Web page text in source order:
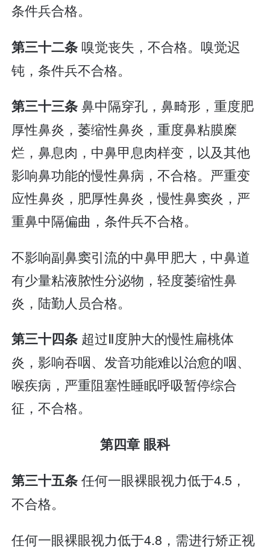
条件兵合格。
第三十二条 嗅觉丧失，不合格。嗅觉迟
钝，条件兵不合格。
第三十三条鼻中隔穿孔，鼻畸形，重度肥
厚性鼻炎，萎缩性鼻炎，重度鼻粘膜糜
烂，鼻息肉，中鼻甲息肉样变，以及其他
影响鼻功能的慢性鼻病，不合格。严重变
应性鼻炎，肥厚性鼻炎，慢性鼻窦炎，严
重鼻中隔偏曲，条件兵不合格。
不影响副鼻窦引流的中鼻甲肥大，中鼻道
有少量粘液脓性分泌物，轻度萎缩性鼻
炎，陆勤人员合格。
第三十四条 超过Ⅱ度肿大的慢性扁桃体
炎，影响吞咽、发音功能难以治愈的咽、
喉疾病，严重阻塞性睡眠呼吸暂停综合
征，不合格。
第四章 眼科
第三十五条任何一眼裸眼视力低于4.5，
不合格。
任何一眼裸眼视力低于4.8，需进行矫正视